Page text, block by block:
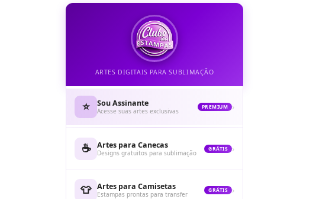
ARTES DIGITAIS PARA SUBLIMAÇÃO
⭐ Sou Assinante
Acesse suas artes exclusivas
PREMIUM ›
☕ Artes para Canecas
Designs gratuitos para sublimação
GRÁTIS ›
👕 Artes para Camisetas
Estampas prontas para transfer
GRÁTIS ›